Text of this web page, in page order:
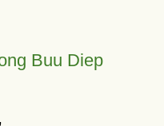
Buu Diep
,